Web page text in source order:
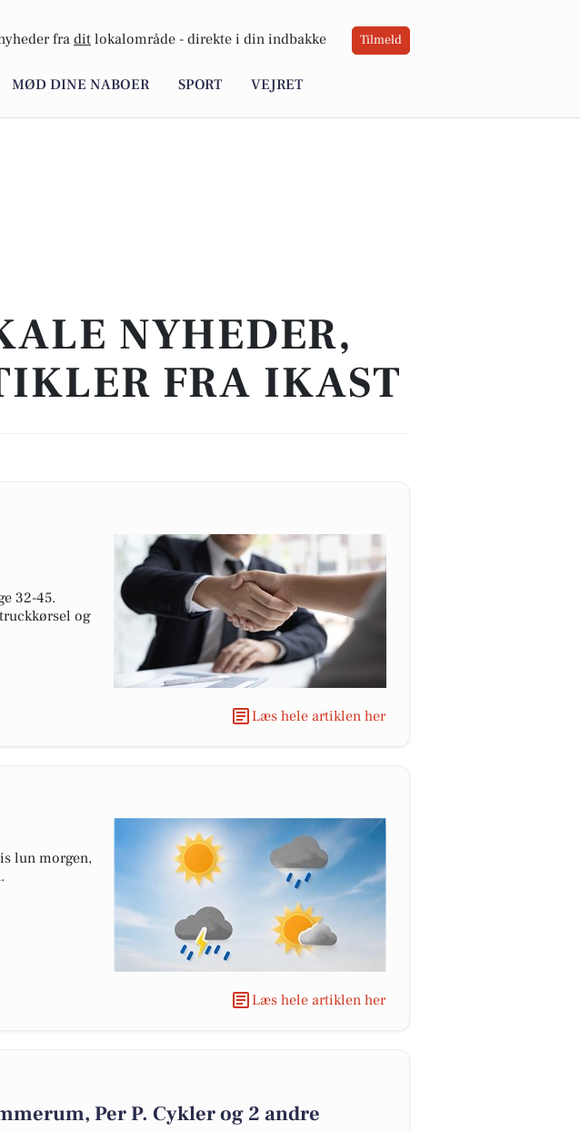
fra dit lokalområde - direkte i din indbakke Tilmeld
MØD DINE NABOER SPORT VEJRET
NYHEDER,
FRA IKAST
32-45.
og
Læs hele artiklen her
lun morgen,
Læs hele artiklen her
Per P. Cykler og 2 andre